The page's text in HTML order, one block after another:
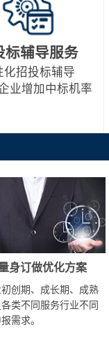
标辅导服务
化招投标辅导
业增加中标机率
身订做优化方案
创期、成长期、成熟
类不同服务行业不同
需求。